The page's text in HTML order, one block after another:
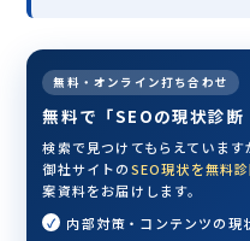
無料・オンライン打ち合わせ
無料で「SEOの現状診
検索で見つけてもらえています
御社サイトのSEO現状を無料
案資料をお届けします。
内部対策・コンテンツの現